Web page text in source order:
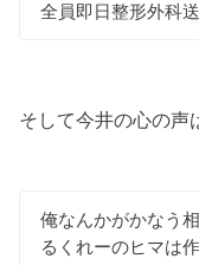
全員即日整形外科
そして今井の心の声
俺なんかがかなう
るくれーのヒマは